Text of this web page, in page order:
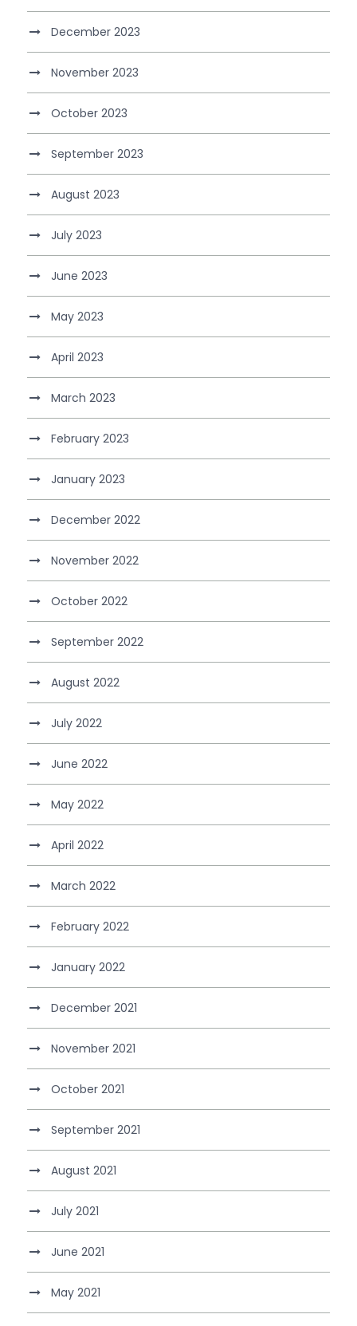
December 2023
November 2023
October 2023
September 2023
August 2023
July 2023
June 2023
May 2023
April 2023
March 2023
February 2023
January 2023
December 2022
November 2022
October 2022
September 2022
August 2022
July 2022
June 2022
May 2022
April 2022
March 2022
February 2022
January 2022
December 2021
November 2021
October 2021
September 2021
August 2021
July 2021
June 2021
May 2021